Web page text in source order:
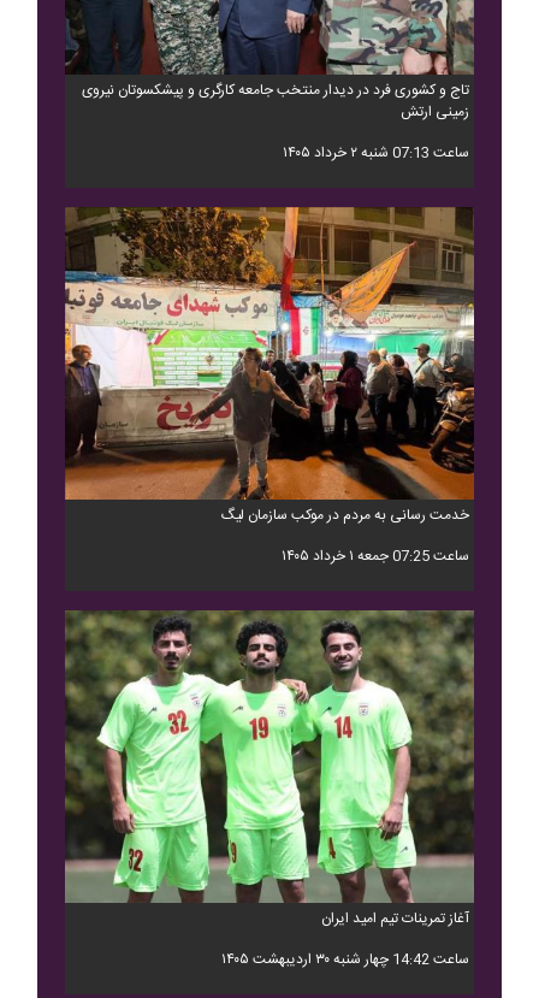
تاج و کشوری فرد در دیدار منتخب جامعه کارگری و پیشکسوتان نیروی
زمینی ارتش
ساعت 07:13 شنبه ۲ خرداد ۱۴۰۵
خدمت رسانی به مردم در موکب سازمان لیگ
ساعت 07:25 جمعه ۱ خرداد ۱۴۰۵
آغاز تمرینات تیم امید ایران
ساعت 14:42 چهار شنبه ۳۰ اردیبهشت ۱۴۰۵